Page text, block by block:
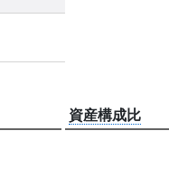
資産構成比